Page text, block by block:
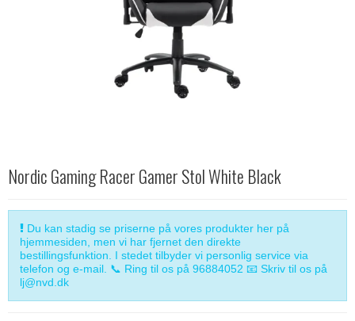
Nordic Gaming Racer Gamer Stol White Black
Du kan stadig se priserne på vores produkter her på
hjemmesiden, men vi har fjernet den direkte
bestillingsfunktion. I stedet tilbyder vi personlig service via
telefon og e-mail. 📞 Ring til os på 96884052 📧 Skriv til os på
lj@nvd.dk